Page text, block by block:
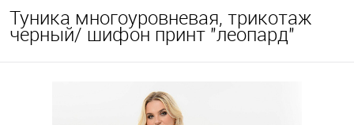
Туника многоуровневая, трикотаж
черный/ шифон принт "леопард"